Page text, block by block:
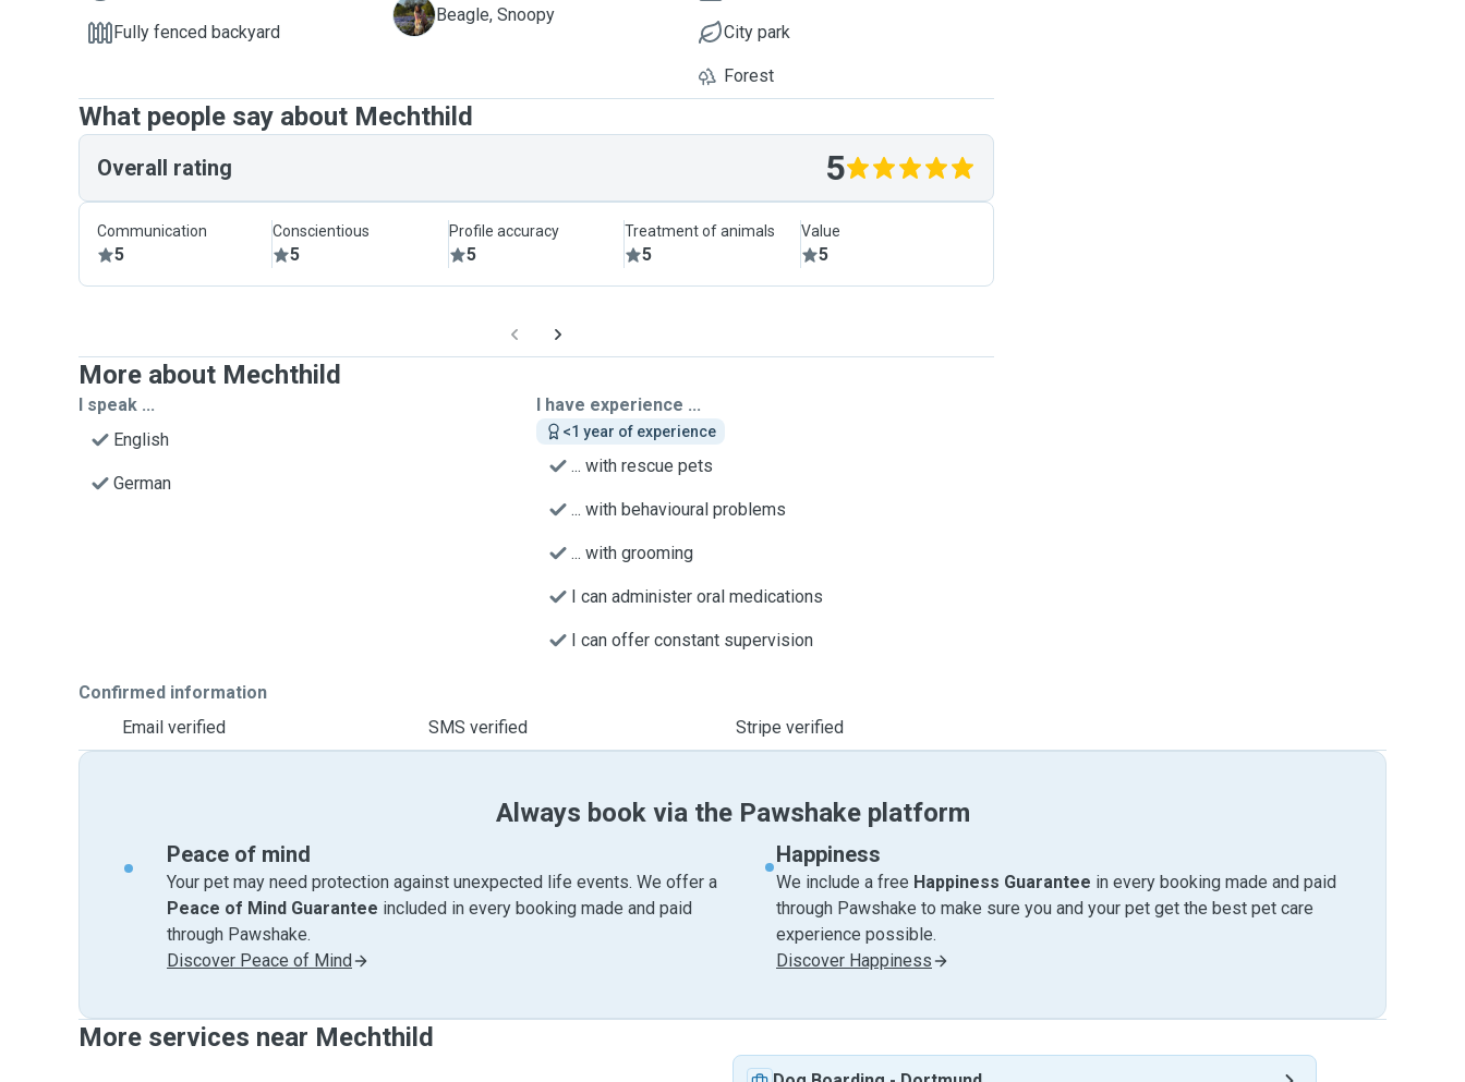
Fully fenced backyard
S Beagle, Snoopy
City park
Forest
What people say about Mechthild
Overall rating 5
Communication
5
Conscientious
5
Profile accuracy
5
Treatment of animals
5
Value
5
More about Mechthild
I speak ...
English
German
I have experience ...
<1 year of experience
... with rescue pets
... with behavioural problems
... with grooming
I can administer oral medications
I can offer constant supervision
Confirmed information
Email verified
SMS verified Stripe verified
Always book via the Pawshake platform
Peace of mind
Your pet may need protection against unexpected life events. We offer a
Peace of Mind Guarantee included in every booking made and paid
through Pawshake.
Discover Peace of Mind
Happiness
We include a free Happiness Guarantee in every booking made and paid
through Pawshake to make sure you and your pet get the best pet care
experience possible.
Discover Happiness
More services near Mechthild